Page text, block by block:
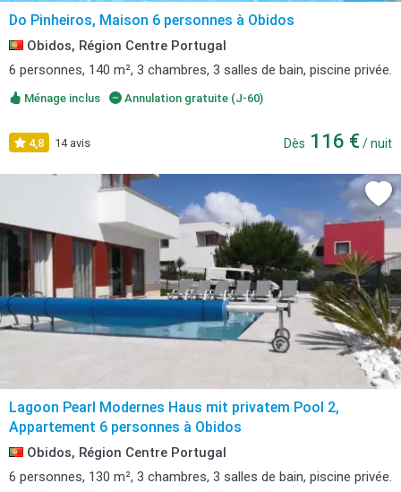
Do Pinheiros, Maison 6 personnes à Obidos
Obidos, Région Centre Portugal
6 personnes, 140 m², 3 chambres, 3 salles de bain, piscine privée.
Ménage inclus Annulation gratuite (J-60)
4,8 14 avis Dès 116 € / nuit
Lagoon Pearl Modernes Haus mit privatem Pool 2,
Appartement 6 personnes à Obidos
Obidos, Région Centre Portugal
6 personnes, 130 m², 3 chambres, 3 salles de bain, piscine privée.